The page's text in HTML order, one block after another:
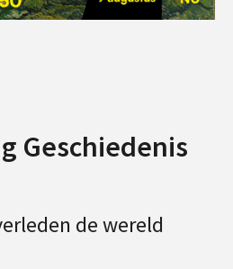
Geschiedenis
de wereld